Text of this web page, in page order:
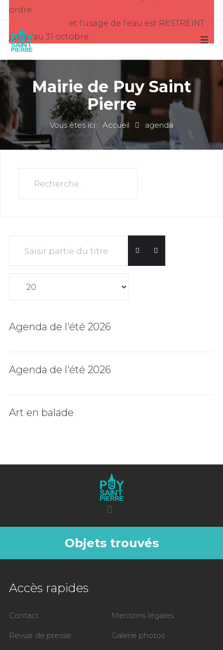
ordre
et l'usage de l'eau est RESTREINT
jusqu'au 31 octobre
Mairie de Puy Saint
Pierre
Vous êtes ici : Accueil agenda
Agenda de l'été 2026
Agenda de l'été 2026
Art en balade
Objets trouvés
Accès rapides
Contact Mentions légales
Revue de presse Galerie photos